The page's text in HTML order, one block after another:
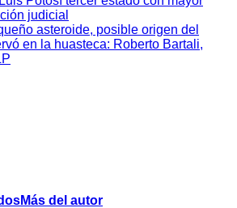
judicial
asteroide, posible origen del
en la huasteca: Roberto Bartali,
Más del autor